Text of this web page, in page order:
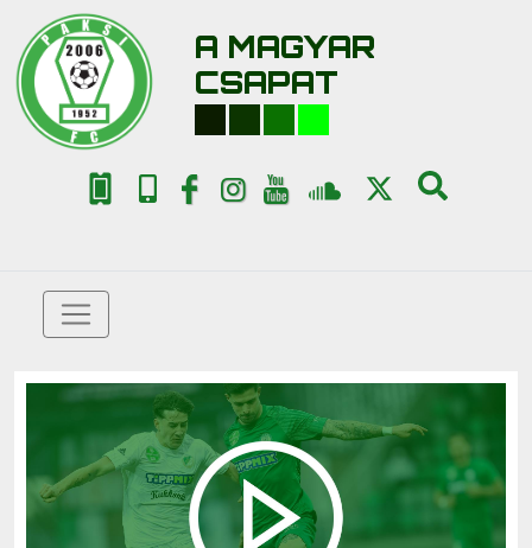
A MAGYAR
CSAPAT